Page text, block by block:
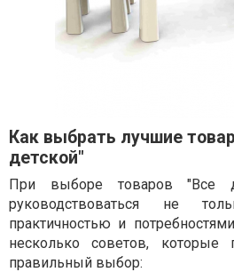
Как выбрать лучшие
детской"
При выборе товаров "Все
руководствоваться не
практичностью и
несколько советов, которые
правильный выбор: